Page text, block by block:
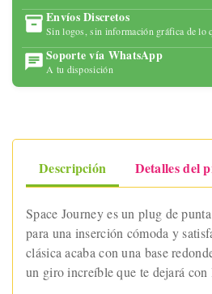
Envíos Discretos
Sin logos, sin información gráfica de lo
Soporte vía WhatsApp
A tu disposición
Descripción Detalles del
Space Journey es un plug de
para una inserción cómoda y
clásica acaba con una base
un giro increíble que te dejará con